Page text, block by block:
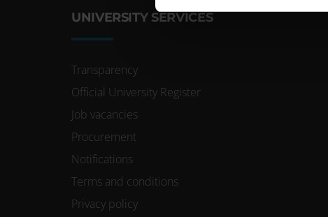
che hanno raccolto dal tuo
UNIVERSITY SERVICES
Transparency
Official University Register
Job vacancies
Procurement
Notifications
Terms and conditions
Privacy policy